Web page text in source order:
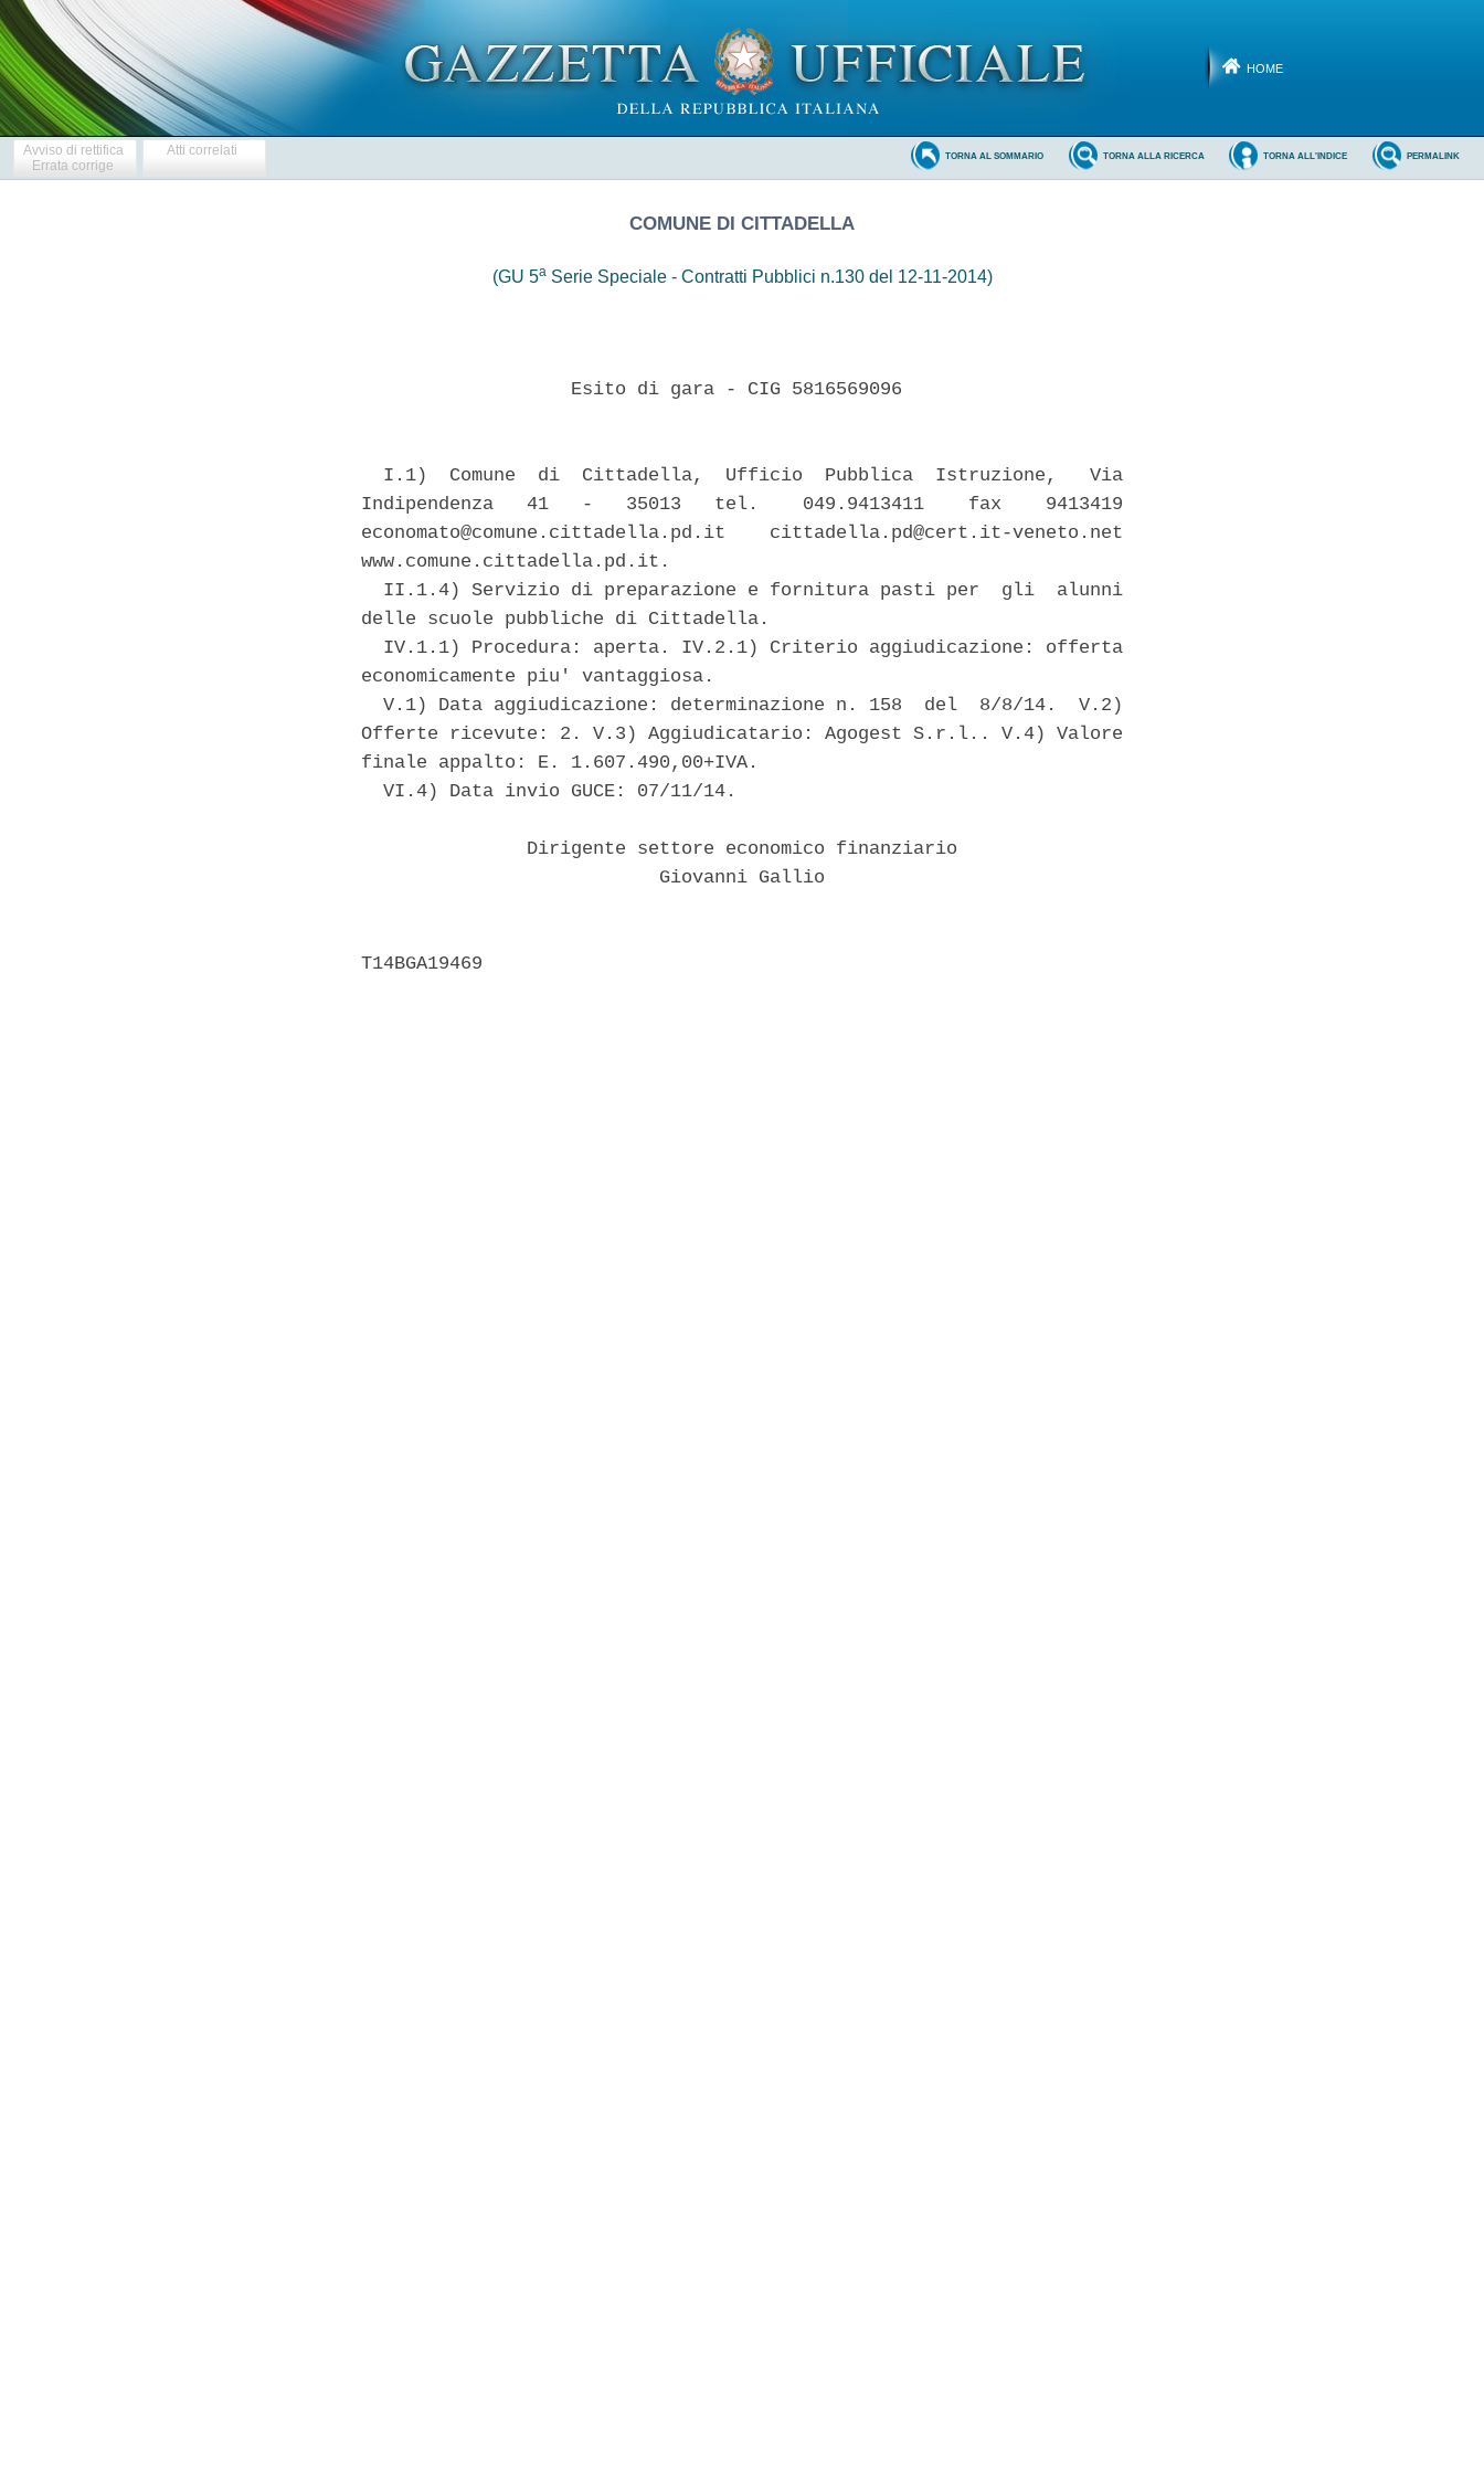
HOME
Avviso di rettifica
Errata corrige
Atti correlati PERMALINK
TORNA ALL'INDICE
TORNA ALLA RICERCA
TORNA AL SOMMARIO
COMUNE DI CITTADELLA
(GU 5aSerie Speciale - Contratti Pubblici n.130 del 12-11-2014)
                   Esito di gara - CIG 5816569096
  I.1)  Comune  di  Cittadella,  Ufficio  Pubblica  Istruzione,   Via
Indipendenza   41   -   35013   tel.    049.9413411    fax    9413419
economato@comune.cittadella.pd.it    cittadella.pd@cert.it-veneto.net
www.comune.cittadella.pd.it.
  II.1.4) Servizio di preparazione e fornitura pasti per  gli  alunni
delle scuole pubbliche di Cittadella.
  IV.1.1) Procedura: aperta. IV.2.1) Criterio aggiudicazione: offerta
economicamente piu' vantaggiosa.
  V.1) Data aggiudicazione: determinazione n. 158  del  8/8/14.  V.2)
Offerte ricevute: 2. V.3) Aggiudicatario: Agogest S.r.l.. V.4) Valore
finale appalto: E. 1.607.490,00+IVA.
  VI.4) Data invio GUCE: 07/11/14.
               Dirigente settore economico finanziario
                           Giovanni Gallio